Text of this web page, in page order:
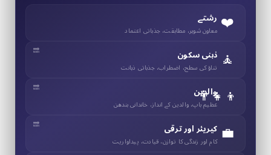
❤️ رشتے
معاون شوہر، مطابقت، جذباتی اعتماد
🧘 ذہنی سکون
تناؤ کی سطح، اضطراب، جذباتی ذہانت
👨‍👧‍👦
والدین
عظیم باپ، والدین کے انداز، خاندانی بندھن
💼 کیریئر اور ترقی
کام اور زندگی کا توازن، قیادت، پیداواریت